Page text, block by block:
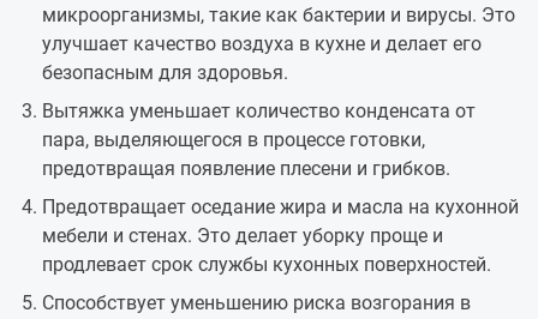
микроорганизмы, такие как бактерии и вирусы. Это
улучшает качество воздуха в кухне и делает его
безопасным для здоровья.
Вытяжка уменьшает количество конденсата от
пара, выделяющегося в процессе готовки,
предотвращая появление плесени и грибков.
Предотвращает оседание жира и масла на кухонной
мебели и стенах. Это делает уборку проще и
продлевает срок службы кухонных поверхностей.
Способствует уменьшению риска возгорания в